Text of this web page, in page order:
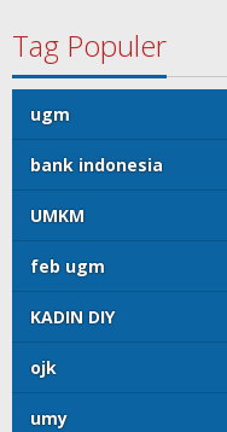
Tag Populer
ugm
bank indonesia
UMKM
feb ugm
KADIN DIY
ojk
umy